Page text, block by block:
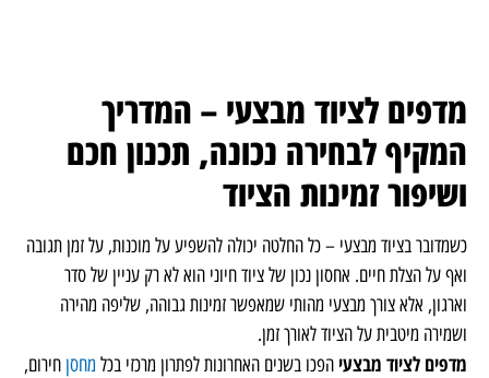
מדפים לציוד מבצעי – המדריך
המקיף לבחירה נכונה, תכנון חכם
ושיפור זמינות הציוד
כשמדובר בציוד מבצעי – כל החלטה יכולה להשפיע על מוכנות, על זמן תגובה
ואף על הצלת חיים. אחסון נכון של ציוד חיוני הוא לא רק עניין של סדר
וארגון, אלא צורך מבצעי מהותי שמאפשר זמינות גבוהה, שליפה מהירה
ושמירה מיטבית על הציוד לאורך זמן.
מדפים לציוד מבצעי הפכו בשנים האחרונות לפתרון מרכזי בכל מחסן חירום,